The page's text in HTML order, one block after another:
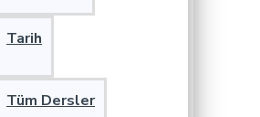
Tarih
Tüm Dersler